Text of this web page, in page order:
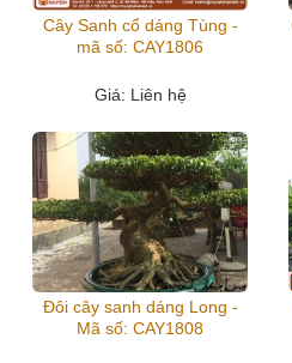
Cây Sanh cổ dáng Tùng -
mã số: CAY1806
Giá: Liên hệ
Đôi cây sanh dáng Long -
Mã số: CAY1808